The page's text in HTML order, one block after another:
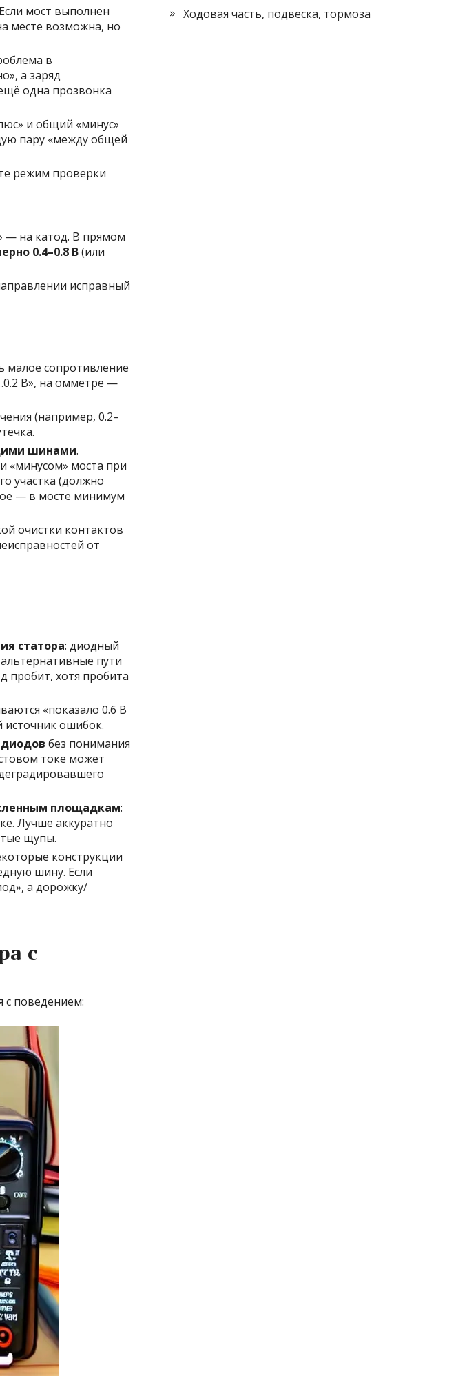
мост выполнен
месте возможна, но
в
а заряд
одна прозвонка
и общий «минус»
пару «между общей
режим проверки
— на катод. В прямом
0.4–0.8 В(или
исправный
малое сопротивление
В», на омметре —
(например, 0.2–
шинами.
«минусом» моста при
участка (должно
— в мосте минимум
очистки контактов
от
статора: диодный
пути
пробит, хотя пробита
«показало 0.6 В
ошибок.
без понимания
токе может
площадкам:
Лучше аккуратно
щупы.
конструкции
шину. Если
а дорожку/
с
с поведением:
Ходовая часть, подвеска, тормоза